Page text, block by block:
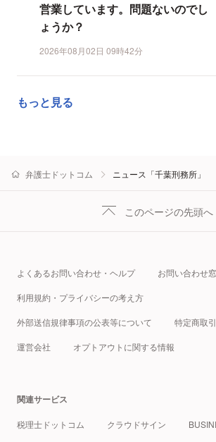
営業しています。問題ないのでし
ょうか？
2026年08月02日 09時42分
もっと見る
弁護士ドットコム ニュース「千葉刑務所」
このページの先頭へ
よくあるお問い合わせ・ヘルプ お問い合わせ
利用規約・プライバシーの考え方
外部送信規律事項の公表等について 特定商取
運営会社 オプトアウトに関する情報
関連サービス
税理士ドットコム クラウドサイン